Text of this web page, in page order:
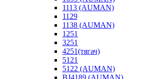
1113 (AUMAN)
1129
1138 (AUMAN)
1251
3251
4251(тягач)
5121
5122 (AUMAN)